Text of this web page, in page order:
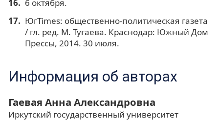
6 октября.
ЮгTimes: общественно-политическая газета
/ гл. ред. М. Тугаева. Краснодар: Южный Дом
Прессы, 2014. 30 июля.
Информация об авторах
Гаевая Анна Александровна
Иркутский государственный университет